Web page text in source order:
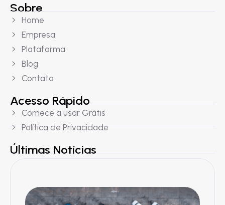
Sobre
Home
Empresa
Plataforma
Blog
Contato
Acesso Rápido
Comece a usar Grátis
Política de Privacidade
Últimas Notícias